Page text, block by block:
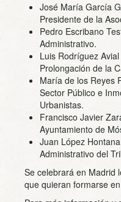
José María García
Presidente de la
Pedro Escribano
Administrativo.
Luis Rodríguez
Prolongación de la
María de los Reyes
Sector Público e
Urbanistas.
Francisco Javier
Ayuntamiento de
Juan López
Administrativo del
Se celebrará en Madrid
que quieran formarse